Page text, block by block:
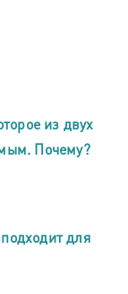
из двух
Почему?
для